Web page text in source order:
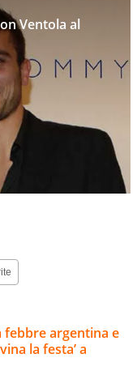
Ventola al
febbre argentina e
la festa’ a